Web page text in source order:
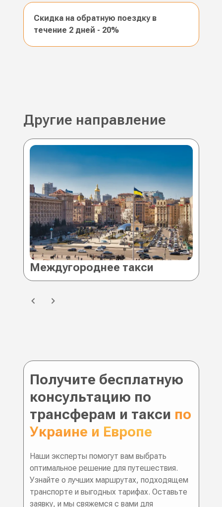
Скидка на обратную поездку в
течение 2 дней - 20%
Другие направление
Междугороднее такси Киев
Получите бесплатную
консультацию по
трансферам и такси по
Украине и Европе
Наши эксперты помогут вам выбрать
оптимальное решение для путешествия.
Узнайте о лучших маршрутах, подходящем
транспорте и выгодных тарифах. Оставьте
заявку, и мы свяжемся с вами для